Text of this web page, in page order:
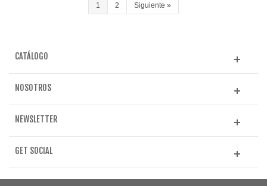
1 2 Siguiente »
CATÁLOGO
NOSOTROS
NEWSLETTER
GET SOCIAL